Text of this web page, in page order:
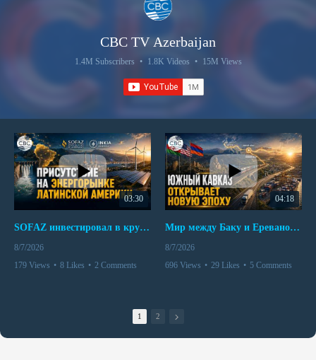
CBC TV Azerbaijan
1.4M Subscribers • 1.8K Videos • 15M Views
03:30
SOFAZ инвестировал в крупнейшего независимого производителя электроэнергии Перу
8/7/2026
179 Views • 8 Likes • 2 Comments
04:18
Мир между Баку и Ереваном запускает крупные логистические проекты
8/7/2026
696 Views • 29 Likes • 5 Comments
1 2